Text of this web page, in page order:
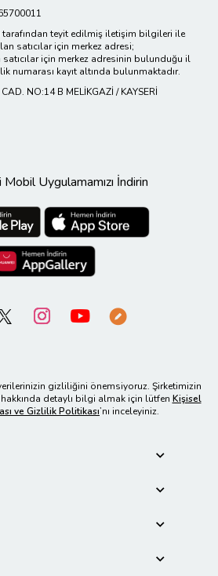
tarafından teyit edilmiş iletişim bilgileri ile
satıcılar için merkez adresi;
için merkez adresinin bulunduğu il
numarası kayıt altında bulunmaktadır.
NO:14 B MELİKGAZİ / KAYSERİ
Uygulamamızı İndirin
gizliliğini önemsiyoruz. Şirketimizin
detaylı bilgi almak için lütfen Kişisel
ve Gizlilik Politikası’nı inceleyiniz.